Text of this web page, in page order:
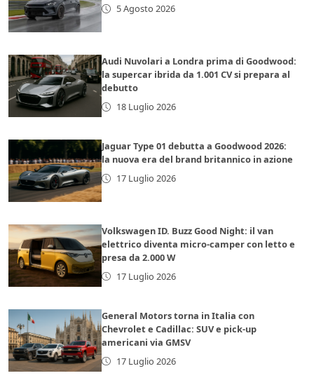
5 Agosto 2026
Audi Nuvolari a Londra prima di Goodwood:
la supercar ibrida da 1.001 CV si prepara al
debutto
18 Luglio 2026
Jaguar Type 01 debutta a Goodwood 2026:
la nuova era del brand britannico in azione
17 Luglio 2026
Volkswagen ID. Buzz Good Night: il van
elettrico diventa micro-camper con letto e
presa da 2.000 W
17 Luglio 2026
General Motors torna in Italia con
Chevrolet e Cadillac: SUV e pick-up
americani via GMSV
17 Luglio 2026